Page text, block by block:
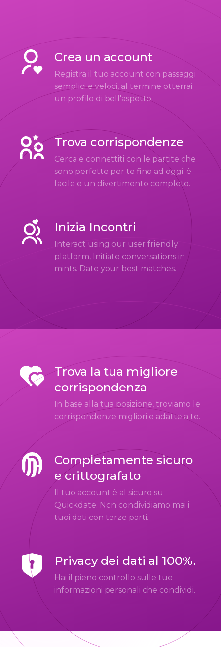
Crea un account
Registra il tuo account con passaggi
semplici e veloci, al termine otterrai
un profilo di bell'aspetto.
Trova corrispondenze
Cerca e connettiti con le partite che
sono perfette per te fino ad oggi, è
facile e un divertimento completo.
Inizia Incontri
Interact using our user friendly
platform, Initiate conversations in
mints. Date your best matches.
Trova la tua migliore
corrispondenza
In base alla tua posizione, troviamo le
corrispondenze migliori e adatte a te.
Completamente sicuro
e crittografato
Il tuo account è al sicuro su
Quickdate. Non condividiamo mai i
tuoi dati con terze parti.
Privacy dei dati al 100%.
Hai il pieno controllo sulle tue
informazioni personali che condividi.